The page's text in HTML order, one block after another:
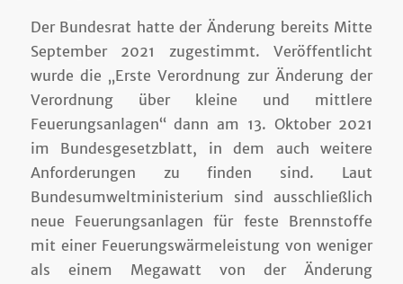
Der Bundesrat hatte der Änderung bereits Mitte
September 2021 zugestimmt. Veröffentlicht
wurde die „Erste Verordnung zur Änderung der
Verordnung über kleine und mittlere
Feuerungsanlagen“ dann am 13. Oktober 2021
im Bundesgesetzblatt, in dem auch weitere
Anforderungen zu finden sind. Laut
Bundesumweltministerium sind ausschließlich
neue Feuerungsanlagen für feste Brennstoffe
mit einer Feuerungswärmeleistung von weniger
als einem Megawatt von der Änderung